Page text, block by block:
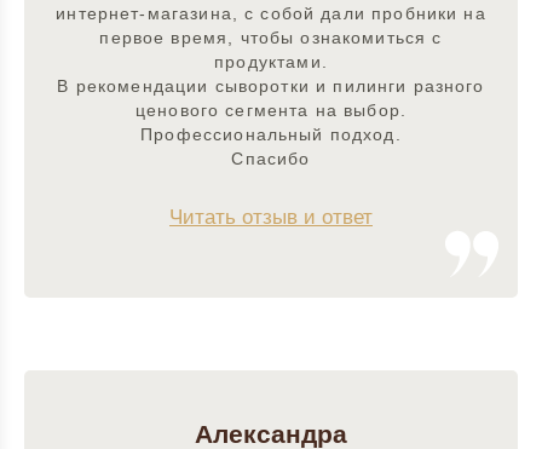
интернет-магазина, с собой дали пробники на
первое время, чтобы ознакомиться с
продуктами.
В рекомендации сыворотки и пилинги разного
ценового сегмента на выбор.
Профессиональный подход.
Спасибо
Читать отзыв и ответ
Александра